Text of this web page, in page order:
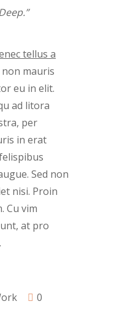
tellus a
non mauris
eu in elit.
ad litora
per
in erat
Sed non
nisi. Proin
Cu vim
at pro
0